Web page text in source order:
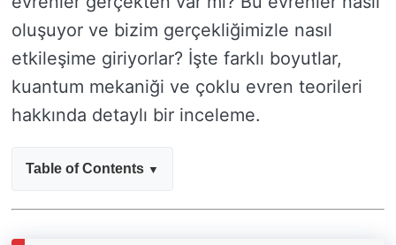
oluşuyor ve bizim gerçekliğimizle nasıl
etkileşime giriyorlar? İşte farklı boyutlar,
kuantum mekaniği ve çoklu evren teorileri
hakkında detaylı bir inceleme.
Table of Contents